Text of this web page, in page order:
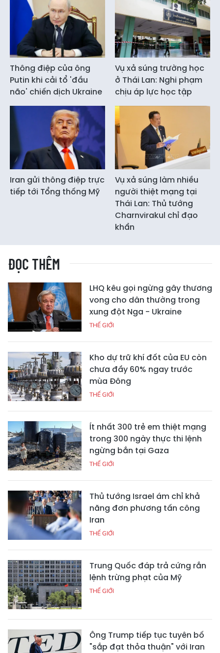
Thông điệp của ông
Putin khi cải tổ 'đầu
não' chiến dịch Ukraine
Vụ xả súng trường học
ở Thái Lan: Nghi phạm
chịu áp lực học tập
Iran gửi thông điệp trực
tiếp tới Tổng thống Mỹ
Vụ xả súng làm nhiều
người thiệt mạng tại
Thái Lan: Thủ tướng
Charnvirakul chỉ đạo
khẩn
ĐỌC THÊM
LHQ kêu gọi ngừng gây thương
vong cho dân thường trong
xung đột Nga - Ukraine
THẾ GIỚI
Kho dự trữ khí đốt của EU còn
chưa đầy 60% ngay trước
mùa Đông
THẾ GIỚI
Ít nhất 300 trẻ em thiệt mạng
trong 300 ngày thực thi lệnh
ngừng bắn tại Gaza
THẾ GIỚI
Thủ tướng Israel ám chỉ khả
năng đơn phương tấn công
Iran
THẾ GIỚI
Trung Quốc đáp trả cứng rắn
lệnh trừng phạt của Mỹ
THẾ GIỚI
Ông Trump tiếp tục tuyên bố
"sắp đạt thỏa thuận" với Iran